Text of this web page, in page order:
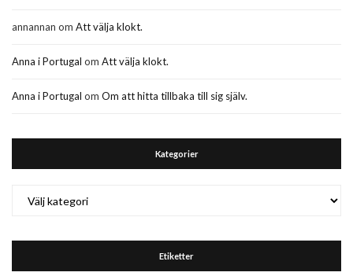
annannan om Att välja klokt.
Anna i Portugal om Att välja klokt.
Anna i Portugal om Om att hitta tillbaka till sig själv.
Kategorier
Etiketter